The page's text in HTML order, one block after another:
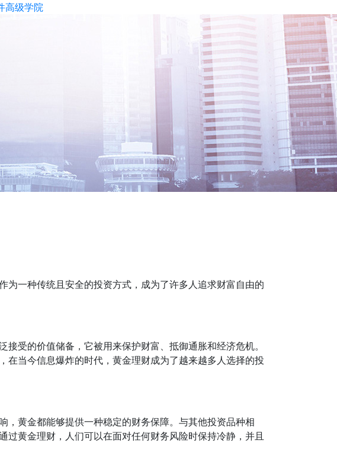
高级学院
为一种传统且安全的投资方式，成为了许多人追求财富自由的
受的价值储备，它被用来保护财富、抵御通胀和经济危机。
在当今信息爆炸的时代，黄金理财成为了越来越多人选择的投
黄金都能够提供一种稳定的财务保障。与其他投资品种相
黄金理财，人们可以在面对任何财务风险时保持冷静，并且